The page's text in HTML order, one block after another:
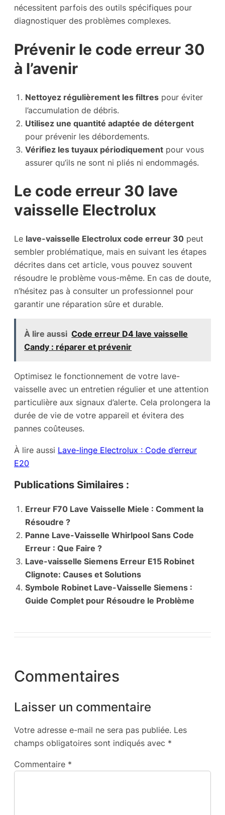
nécessitent parfois des outils spécifiques pour
diagnostiquer des problèmes complexes.
Prévenir le code erreur 30
à l’avenir
Nettoyez régulièrement les filtres pour éviter
l’accumulation de débris.
Utilisez une quantité adaptée de détergent
pour prévenir les débordements.
Vérifiez les tuyaux périodiquement pour vous
assurer qu’ils ne sont ni pliés ni endommagés.
Le code erreur 30 lave
vaisselle Electrolux
Le lave-vaisselle Electrolux code erreur 30 peut
sembler problématique, mais en suivant les étapes
décrites dans cet article, vous pouvez souvent
résoudre le problème vous-même. En cas de doute,
n’hésitez pas à consulter un professionnel pour
garantir une réparation sûre et durable.
À lire aussi Code erreur D4 lave vaisselle
Candy : réparer et prévenir
Optimisez le fonctionnement de votre lave-
vaisselle avec un entretien régulier et une attention
particulière aux signaux d’alerte. Cela prolongera la
durée de vie de votre appareil et évitera des
pannes coûteuses.
À lire aussi Lave-linge Electrolux : Code d’erreur
E20
Publications Similaires :
Erreur F70 Lave Vaisselle Miele : Comment la
Résoudre ?
Panne Lave-Vaisselle Whirlpool Sans Code
Erreur : Que Faire ?
Lave-vaisselle Siemens Erreur E15 Robinet
Clignote: Causes et Solutions
Symbole Robinet Lave-Vaisselle Siemens :
Guide Complet pour Résoudre le Problème
Commentaires
Laisser un commentaire
Votre adresse e-mail ne sera pas publiée. Les
champs obligatoires sont indiqués avec *
Commentaire *